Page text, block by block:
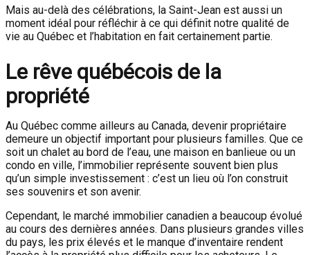
Mais au-delà des célébrations, la Saint-Jean est aussi un
moment idéal pour réfléchir à ce qui définit notre qualité de
vie au Québec et l’habitation en fait certainement partie.
Le rêve québécois de la
propriété
Au Québec comme ailleurs au Canada, devenir propriétaire
demeure un objectif important pour plusieurs familles. Que ce
soit un chalet au bord de l’eau, une maison en banlieue ou un
condo en ville, l’immobilier représente souvent bien plus
qu’un simple investissement : c’est un lieu où l’on construit
ses souvenirs et son avenir.
Cependant, le marché immobilier canadien a beaucoup évolué
au cours des dernières années. Dans plusieurs grandes villes
du pays, les prix élevés et le manque d’inventaire rendent